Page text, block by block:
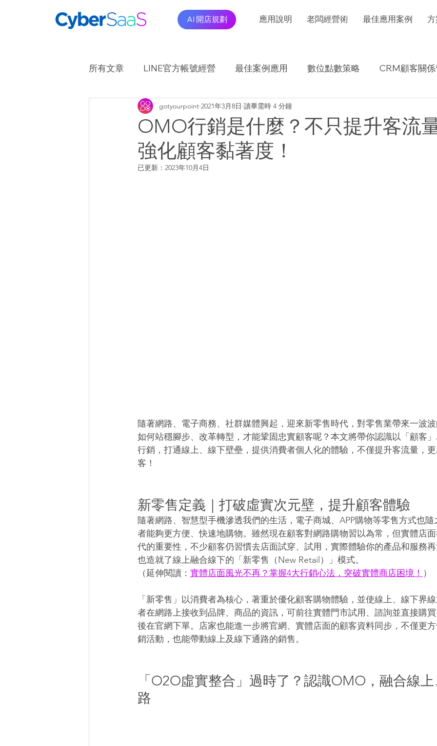
AI 開店規劃 應用說明 老闆經營術 最佳應用案例
所有文章 LINE官方帳號經營 最佳案例應用 數位點數策略 CRM顧客關
OMO商圈應用實例 AI應用發展及趨勢
OMO行銷是什麼？不只提升客流
強化顧客黏著度！
gotyourpoint 2021年3月8日 讀畢需時 4 分鐘
已更新： 2023年10月4日
隨著網路、電子商務、社群媒體興起，迎來新零售時代，對零售業帶來一波
如何站穩腳步、改革轉型，才能鞏固忠實顧客呢？本文將帶你認識以「顧客
行銷，打通線上、線下壁壘，提供消費者個人化的體驗，不僅提升客流量，
客！
新零售定義｜打破虛實次元壁，提升顧客體驗
隨著網路、智慧型手機滲透我們的生活，電子商城、APP購物等零售方式也
者能夠更方便、快速地購物。雖然現在顧客對網路購物習以為常，但實體店
代的重要性，不少顧客仍習慣去店面試穿、試用，實際體驗你的產品和服務
也造就了線上融合線下的「新零售（New Retail）」模式。
（延伸閱讀： 實體店面風光不再？掌握4大行銷心法，突破實體商店困境！ ）
「新零售」以消費者為核心，著重於優化顧客購物體驗，並使線上、線下界
者在網路上接收到品牌、商品的資訊，可前往實體門市試用、諮詢並直接購
後在官網下單。店家也能進一步將官網、實體店面的顧客資料同步，不僅更
銷活動，也能帶動線上及線下通路的銷售。
「O2O虛實整合」過時了？認識OMO，融合線
路